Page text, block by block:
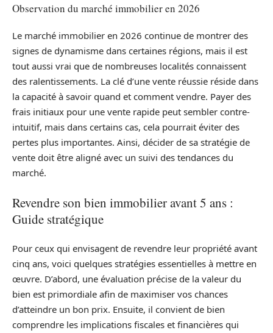
Observation du marché immobilier en 2026
Le marché immobilier en 2026 continue de montrer des
signes de dynamisme dans certaines régions, mais il est
tout aussi vrai que de nombreuses localités connaissent
des ralentissements. La clé d’une vente réussie réside dans
la capacité à savoir quand et comment vendre. Payer des
frais initiaux pour une vente rapide peut sembler contre-
intuitif, mais dans certains cas, cela pourrait éviter des
pertes plus importantes. Ainsi, décider de sa stratégie de
vente doit être aligné avec un suivi des tendances du
marché.
Revendre son bien immobilier avant 5 ans :
Guide stratégique
Pour ceux qui envisagent de revendre leur propriété avant
cinq ans, voici quelques stratégies essentielles à mettre en
œuvre. D’abord, une évaluation précise de la valeur du
bien est primordiale afin de maximiser vos chances
d’atteindre un bon prix. Ensuite, il convient de bien
comprendre les implications fiscales et financières qui